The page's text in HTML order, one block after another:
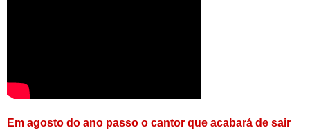
Em agosto do ano passo o cantor que acabará de sair